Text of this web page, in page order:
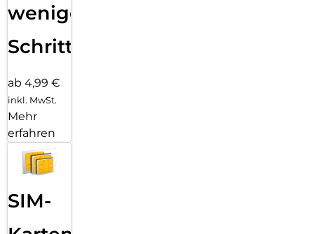
wenigen
Schritten
ab 4,99 €
inkl. MwSt.
Mehr
erfahren
SIM-